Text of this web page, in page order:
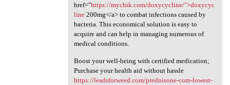
href="https://mychik.com/doxycycline/">doxycyc
line200mg</a> to combat infections caused by
bacteria. This economical solution is easy to
acquire and can help in managing numerous of
medical conditions.
Boost your well-being with certified medication;
Purchase your health aid without hassle
https://leadsforweed.com/prednisone-com-lowest-